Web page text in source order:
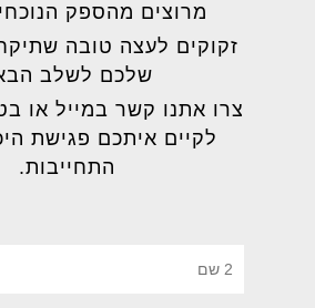
מרוצים מהספק
זקוקים לעצה טובה
שלכם לשלב
צרו אתנו קשר במייל או
לקיים איתכם פגישת
התחייבות.